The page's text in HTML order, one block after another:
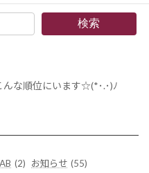
検索
んな順位にいます☆(*･.･)ﾉ
(2) お知らせ (55)